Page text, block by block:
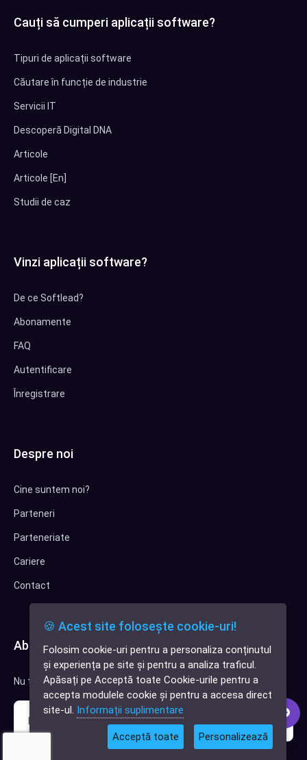
✕
Cauți o aplicație
software?
Cauți să cumperi aplicații software?
Tipuri de aplicații software
Căutare în funcție de industrie
Servicii IT
Descoperă Digital DNA
Articole
Articole [En]
Studii de caz
Vinzi aplicații software?
De ce Softlead?
Abonamente
FAQ
Autentificare
Înregistrare
Despre noi
Cine suntem noi?
Parteneri
Parteneriate
Cariere
Contact
Abonează-te la newsletter
Nu trimitem spam, deci nu îți face griji.
🍪 Acest site folosește cookie-uri!
Folosim cookie-uri pentru a personaliza conținutul
și experiența pe site și pentru a analiza traficul.
Apăsați pe Acceptă toate Cookie-urile pentru a
accepta modulele cookie și pentru a accesa direct
site-ul. Informații suplimentare
Acceptă toate Personalizează